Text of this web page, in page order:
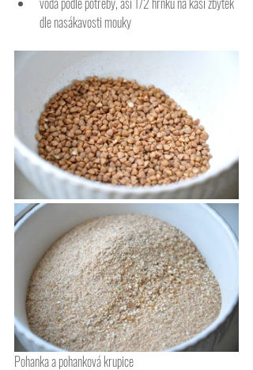
dle nasákavosti mouky
Pohanka a pohanková krupice